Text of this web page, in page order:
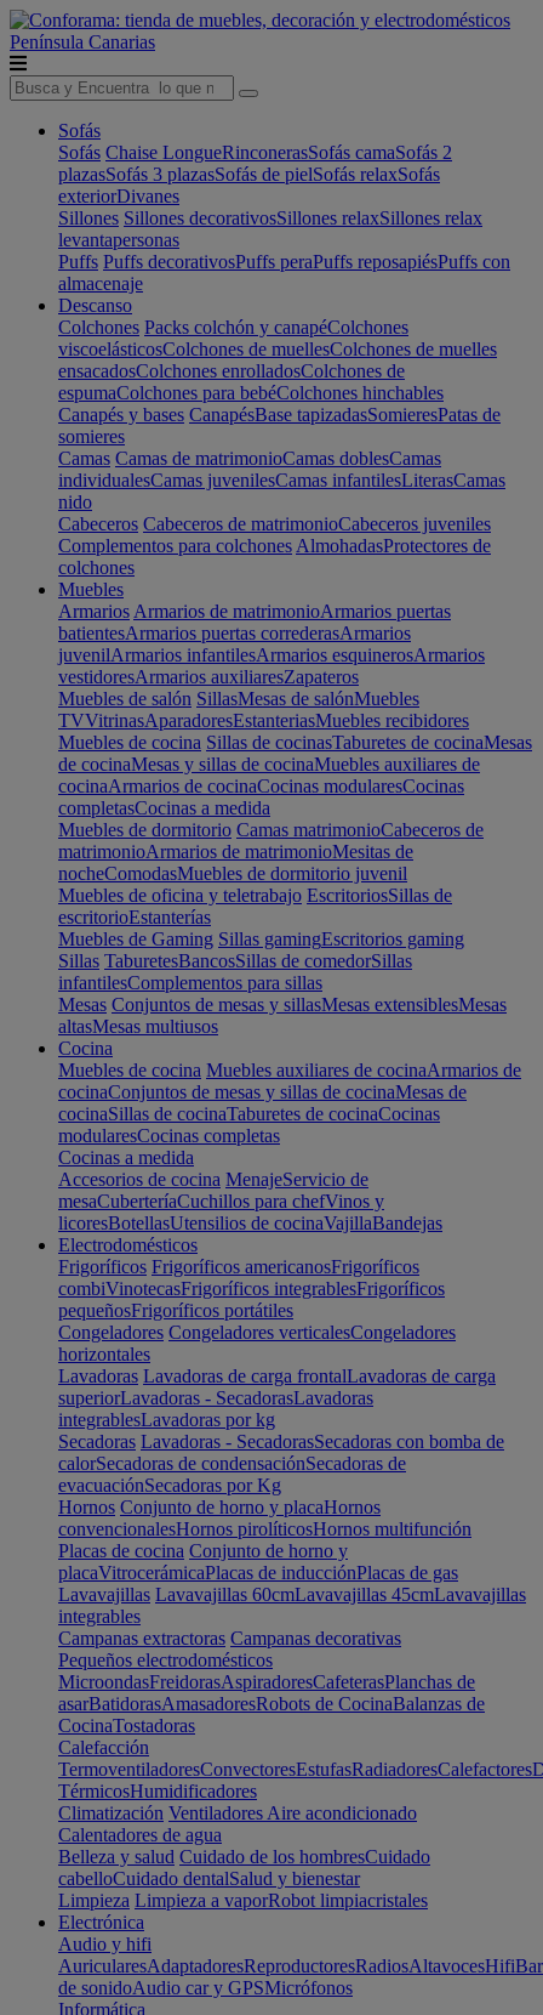
Península Canarias
Sofás
Sofás Chaise LongueRinconerasSofás camaSofás 2
plazasSofás 3 plazasSofás de pielSofás relaxSofás
exteriorDivanes
Sillones Sillones decorativosSillones relaxSillones relax
levantapersonas
Puffs Puffs decorativosPuffs peraPuffs reposapiésPuffs con
almacenaje
Descanso
Colchones Packs colchón y canapéColchones
viscoelásticosColchones de muellesColchones de muelles
ensacadosColchones enrolladosColchones de
espumaColchones para bebéColchones hinchables
Canapés y bases CanapésBase tapizadasSomieresPatas de
somieres
Camas Camas de matrimonioCamas doblesCamas
individualesCamas juvenilesCamas infantilesLiterasCamas
nido
Cabeceros Cabeceros de matrimonioCabeceros juveniles
Complementos para colchones AlmohadasProtectores de
colchones
Muebles
Armarios Armarios de matrimonioArmarios puertas
batientesArmarios puertas correderasArmarios
juvenilArmarios infantilesArmarios esquinerosArmarios
vestidoresArmarios auxiliaresZapateros
Muebles de salón SillasMesas de salónMuebles
TVVitrinasAparadoresEstanteriasMuebles recibidores
Muebles de cocina Sillas de cocinasTaburetes de cocinaMesas
de cocinaMesas y sillas de cocinaMuebles auxiliares de
cocinaArmarios de cocinaCocinas modularesCocinas
completasCocinas a medida
Muebles de dormitorio Camas matrimonioCabeceros de
matrimonioArmarios de matrimonioMesitas de
nocheComodasMuebles de dormitorio juvenil
Muebles de oficina y teletrabajo EscritoriosSillas de
escritorioEstanterías
Muebles de Gaming Sillas gamingEscritorios gaming
Sillas TaburetesBancosSillas de comedorSillas
infantilesComplementos para sillas
Mesas Conjuntos de mesas y sillasMesas extensiblesMesas
altasMesas multiusos
Cocina
Muebles de cocina Muebles auxiliares de cocinaArmarios de
cocinaConjuntos de mesas y sillas de cocinaMesas de
cocinaSillas de cocinaTaburetes de cocinaCocinas
modularesCocinas completas
Cocinas a medida
Accesorios de cocina MenajeServicio de
mesaCuberteríaCuchillos para chefVinos y
licoresBotellasUtensilios de cocinaVajillaBandejas
Electrodomésticos
Frigoríficos Frigoríficos americanosFrigoríficos
combiVinotecasFrigoríficos integrablesFrigoríficos
pequeñosFrigoríficos portátiles
Congeladores Congeladores verticalesCongeladores
horizontales
Lavadoras Lavadoras de carga frontalLavadoras de carga
superiorLavadoras - SecadorasLavadoras
integrablesLavadoras por kg
Secadoras Lavadoras - SecadorasSecadoras con bomba de
calorSecadoras de condensaciónSecadoras de
evacuaciónSecadoras por Kg
Hornos Conjunto de horno y placaHornos
convencionalesHornos pirolíticosHornos multifunción
Placas de cocina Conjunto de horno y
placaVitrocerámicaPlacas de inducciónPlacas de gas
Lavavajillas Lavavajillas 60cmLavavajillas 45cmLavavajillas
integrables
Campanas extractoras Campanas decorativas
Pequeños electrodomésticos
MicroondasFreidorasAspiradoresCafeterasPlanchas de
asarBatidorasAmasadoresRobots de CocinaBalanzas de
CocinaTostadoras
Calefacción
TermoventiladoresConvectoresEstufasRadiadoresCalefactores
TérmicosHumidificadores
Climatización Ventiladores Aire acondicionado
Calentadores de agua
Belleza y salud Cuidado de los hombresCuidado
cabelloCuidado dentalSalud y bienestar
Limpieza Limpieza a vaporRobot limpiacristales
Electrónica
Audio y hifi
AuricularesAdaptadoresReproductoresRadiosAltavocesHifi
de sonidoAudio car y GPSMicrófonos
Informática